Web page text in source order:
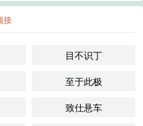
接
目不识丁
至于此极
致仕悬车